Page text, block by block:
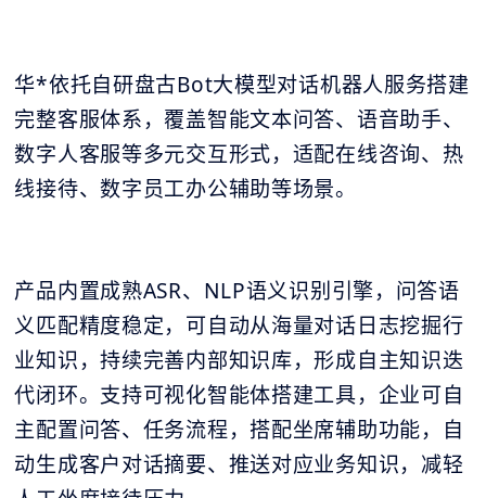
华*依托自研盘古Bot大模型对话机器人服务搭建
完整客服体系，覆盖智能文本问答、语音助手、
数字人客服等多元交互形式，适配在线咨询、热
线接待、数字员工办公辅助等场景。
产品内置成熟ASR、NLP语义识别引擎，问答语
义匹配精度稳定，可自动从海量对话日志挖掘行
业知识，持续完善内部知识库，形成自主知识迭
代闭环。支持可视化智能体搭建工具，企业可自
主配置问答、任务流程，搭配坐席辅助功能，自
动生成客户对话摘要、推送对应业务知识，减轻